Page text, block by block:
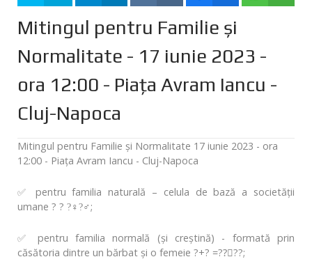
Mitingul pentru Familie și
Normalitate - 17 iunie 2023 -
ora 12:00 - Piața Avram Iancu -
Cluj-Napoca
Mitingul pentru Familie și Normalitate 17 iunie 2023 - ora
12:00 - Piața Avram Iancu - Cluj-Napoca
✅ pentru familia naturală – celula de bază a societăţii
umane ? ? ?‍♀?‍♂;
✅ pentru familia normală (şi creştină) - formată prin
căsătoria dintre un bărbat şi o femeie ?+? =??‍❤‍?‍?;